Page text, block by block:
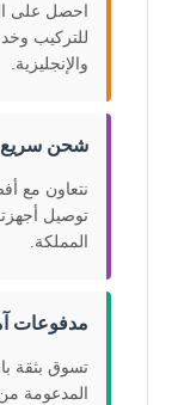
احصل على
للتركيب
والإنجليزية.
شحن سريع
نتعاون مع
توصيل
المملكة.
مدفوعات
تسوق بثقة